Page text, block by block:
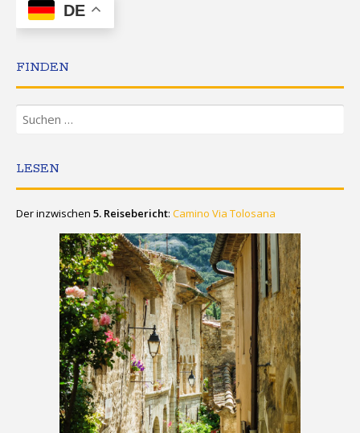
DE
FINDEN
Suchen
nach:
LESEN
Der inzwischen 5. Reisebericht: Camino Via Tolosana